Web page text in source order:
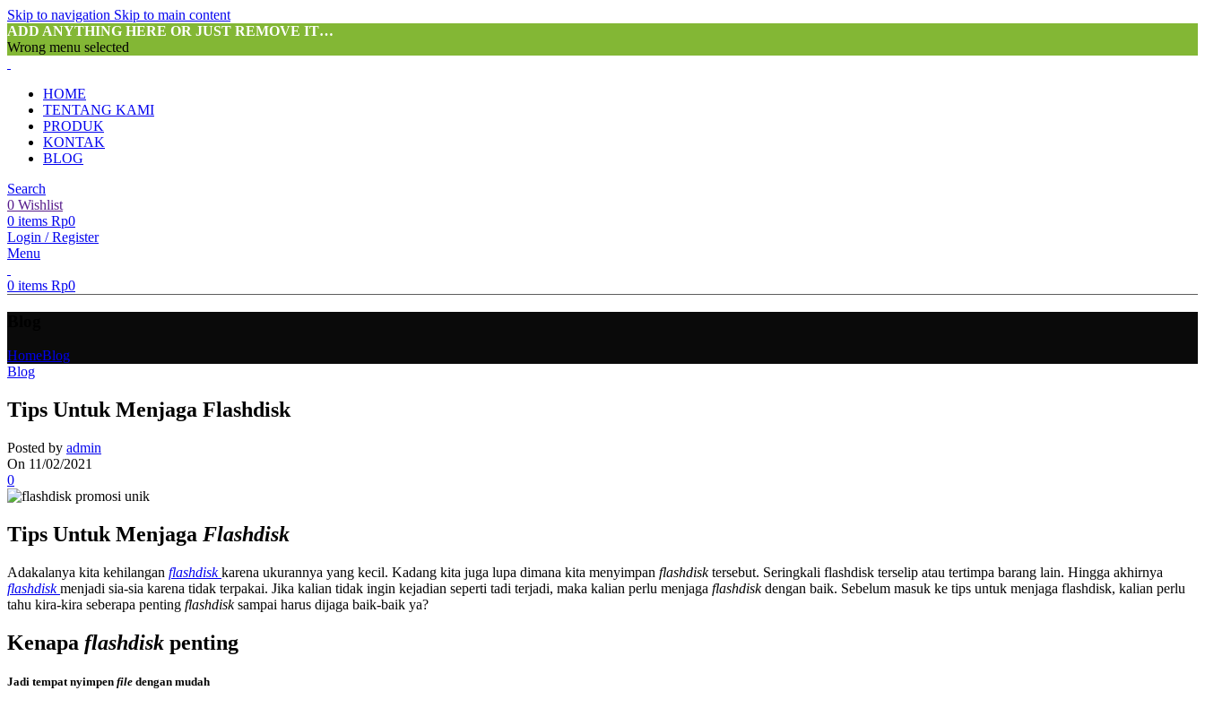
Skip to navigation Skip to main content
ADD ANYTHING HERE OR JUST REMOVE IT…
Wrong menu selected
HOME
TENTANG KAMI
PRODUK
KONTAK
BLOG
Search
0 Wishlist
0 items Rp0
Login / Register
Menu
0 items Rp0
HomeBlog
Blog
Tips Untuk Menjaga Flashdisk
Posted by admin
On 11/02/2021
0
Tips Untuk Menjaga Flashdisk
Adakalanya kita kehilangan flashdisk karena ukurannya yang kecil. Kadang kita juga lupa dimana kita menyimpan flashdisktersebut. Seringkali flashdisk terselip atau tertimpa barang lain. Hingga akhirnya
flashdiskmenjadi sia-sia karena tidak terpakai. Jika kalian tidak ingin kejadian seperti tadi terjadi, maka kalian perlu menjaga flashdiskdengan baik. Sebelum masuk ke tips untuk menjaga flashdisk, kalian perlu
tahu kira-kira seberapa penting flashdisksampai harus dijaga baik-baik ya?
Kenapa flashdisk penting
Jadi tempat nyimpen file dengan mudah